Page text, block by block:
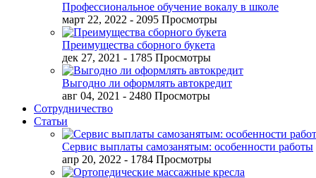
Профессиональное обучение вокалу в школе
март 22, 2022 - 2095 Просмотры
Преимущества сборного букета
дек 27, 2021 - 1785 Просмотры
Выгодно ли оформлять автокредит
авг 04, 2021 - 2480 Просмотры
Сотрудничество
Статьи
Сервис выплаты самозанятым: особенности работы
апр 20, 2022 - 1784 Просмотры